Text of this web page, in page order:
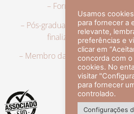
– Formação em Medicina
– Pós-graduação em
finalizado a
– Membro da Sociedade
com título de
veja mais
Usamos
para fornecer a
relevante,
preferências e
clicar em
concorda com o
cookies. No
visitar
para fornecer
controlado.
Configurações